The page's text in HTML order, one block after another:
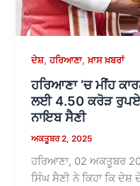
ਦੇਸ਼,ਹਰਿਆਣਾ,ਖ਼ਾਸ ਖ਼ਬਰਾਂ
ਹਰਿਆਣਾ ‘ਚ ਮੀਂਹ
ਲਈ 4.50 ਕਰੋੜ ਰੁਪਏ
ਨਾਇਬ ਸੈਣੀ
ਅਕਤੂਬਰ 2, 2025
ਹਰਿਆਣਾ, 02 ਅਕਤੂਬਰ
ਸਿੰਘ ਸੈਣੀ ਨੇ ਕਿਹਾ ਕਿ ਦੇਸ਼